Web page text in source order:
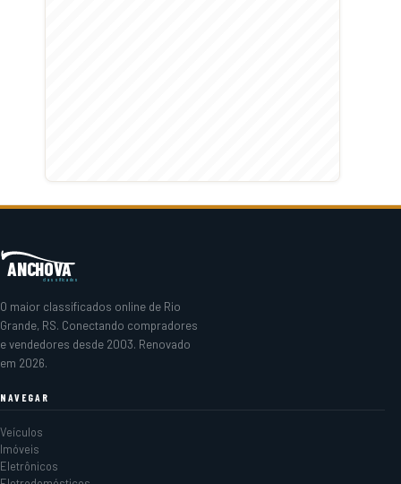
ANCHOVA
classificados
O maior classificados online de Rio
Grande, RS. Conectando compradores
e vendedores desde 2003. Renovado
em 2026.
NAVEGAR
Veículos
Imóveis
Eletrônicos